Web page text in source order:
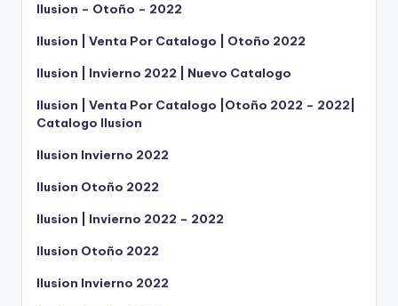
Ilusion – Otoño – 2022
Ilusion | Venta Por Catalogo | Otoño 2022
Ilusion | Invierno 2022 | Nuevo Catalogo
Ilusion | Venta Por Catalogo |Otoño 2022 – 2022|
Catalogo Ilusion
Ilusion Invierno 2022
Ilusion Otoño 2022
Ilusion | Invierno 2022 – 2022
Ilusion Otoño 2022
Ilusion Invierno 2022